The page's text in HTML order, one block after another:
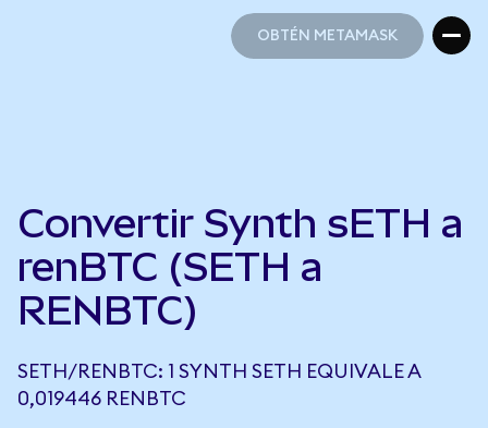
OBTÉN METAMASK
Convertir Synth sETH a
renBTC (SETH a
RENBTC)
SETH/RENBTC: 1 SYNTH SETH EQUIVALE A
0,019446 RENBTC